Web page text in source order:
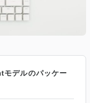
デルのパッケー